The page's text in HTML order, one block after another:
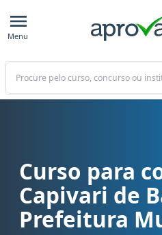
Menu
Buscar
Curso para concurso Capivari de
Curso para
Capivari de
Prefeitura